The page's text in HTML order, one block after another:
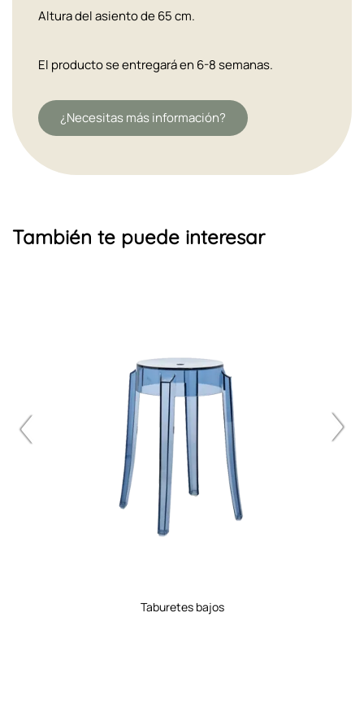
Altura del asiento de 65 cm.
El producto se entregará en 6-8 semanas.
¿Necesitas más información?
También te puede interesar
taburetes bajos